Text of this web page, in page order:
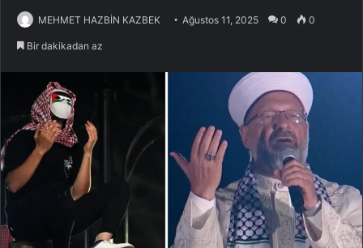
MEHMET HAZBİN KAZBEK Ağustos 11, 2025 0 0
Bir dakikadan az